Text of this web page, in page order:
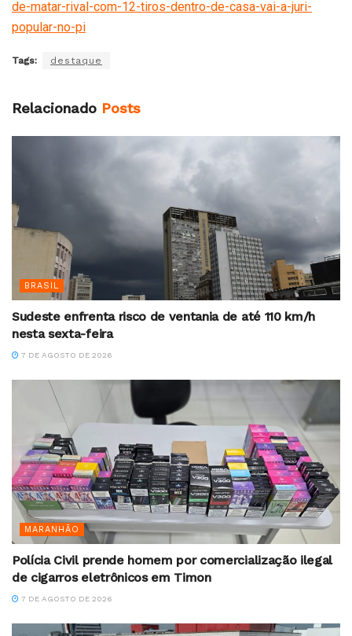
de-matar-rival-com-12-tiros-dentro-de-casa-vai-a-juri-
popular-no-pi
Tags: destaque
Relacionado Posts
BRASIL
Sudeste enfrenta risco de ventania de até 110 km/h
nesta sexta-feira
7 DE AGOSTO DE 2026
MARANHÃO
Polícia Civil prende homem por comercialização ilegal
de cigarros eletrônicos em Timon
7 DE AGOSTO DE 2026